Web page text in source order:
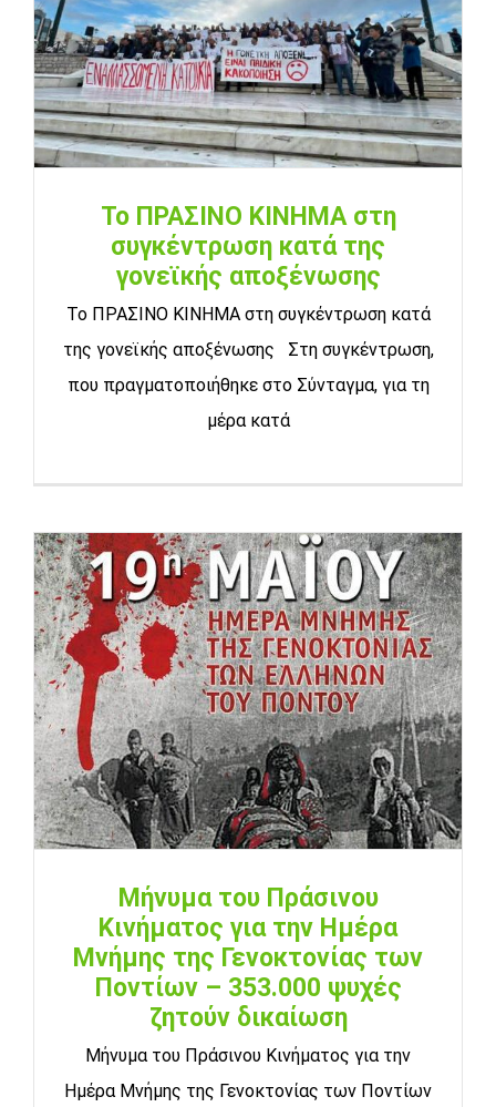
Το ΠΡΑΣΙΝΟ ΚΙΝΗΜΑ στη
συγκέντρωση κατά της
γονεϊκής αποξένωσης
Το ΠΡΑΣΙΝΟ ΚΙΝΗΜΑ στη συγκέντρωση κατά
της γονεϊκής αποξένωσης Στη συγκέντρωση,
που πραγματοποιήθηκε στο Σύνταγμα, για τη
μέρα κατά
Μήνυμα του Πράσινου
Κινήματος για την Ημέρα
Μνήμης της Γενοκτονίας των
Ποντίων – 353.000 ψυχές
ζητούν δικαίωση
Μήνυμα του Πράσινου Κινήματος για την
Ημέρα Μνήμης της Γενοκτονίας των Ποντίων